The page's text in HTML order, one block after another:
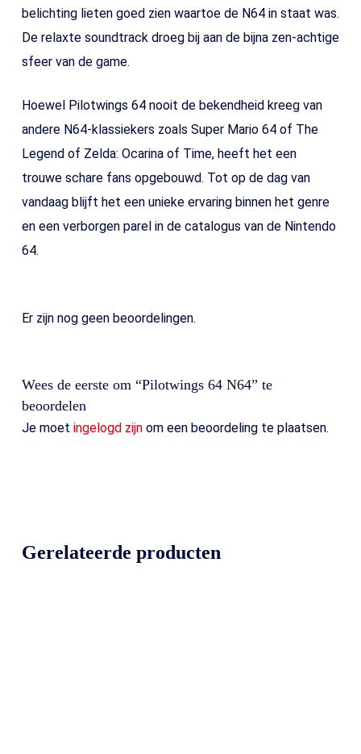
belichting lieten goed zien waartoe de N64 in staat was.
De relaxte soundtrack droeg bij aan de bijna zen-achtige
sfeer van de game.
Hoewel Pilotwings 64 nooit de bekendheid kreeg van
andere N64-klassiekers zoals Super Mario 64 of The
Legend of Zelda: Ocarina of Time, heeft het een
trouwe schare fans opgebouwd. Tot op de dag van
vandaag blijft het een unieke ervaring binnen het genre
en een verborgen parel in de catalogus van de Nintendo
64.
Er zijn nog geen beoordelingen.
Wees de eerste om “Pilotwings 64 N64” te
beoordelen
Je moet ingelogd zijnom een beoordeling te plaatsen.
Gerelateerde producten